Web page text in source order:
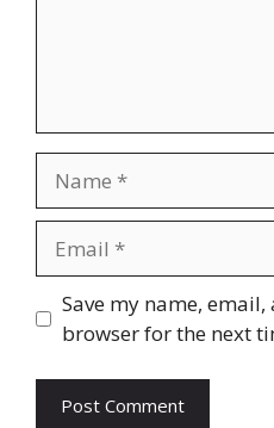
Website
Save my name,
browser for the next